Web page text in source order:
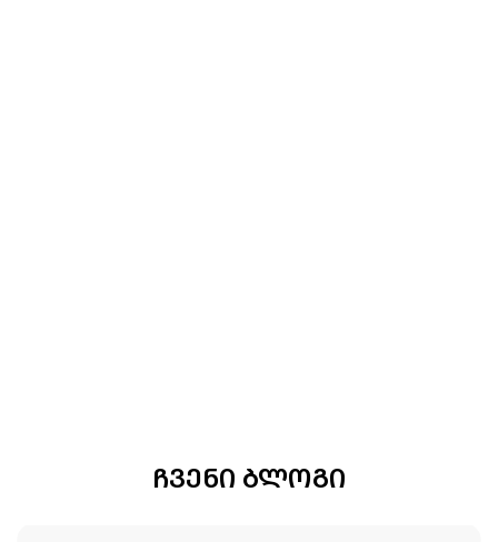
ᲩᲕᲔᲜᲘ ᲑᲚᲝᲒᲘ